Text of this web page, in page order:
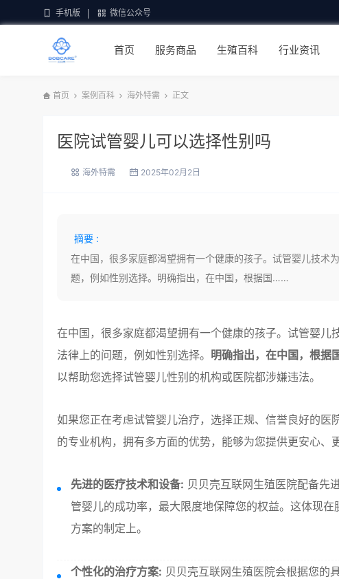
手机版 微信公众号
首页 服务商品 生殖百科 行业资讯
首页 案例百科 海外特需 正文
医院试管婴儿可以选择性别吗
海外特需 2025年02月2日
摘要 :
在中国，很多家庭都渴望拥有一个健康的孩子。试管婴儿技术
题，例如性别选择。明确指出，在中国，根据国……
在中国，很多家庭都渴望拥有一个健康的孩子。试管婴
法律上的问题，例如性别选择。 明确指出，在中国，根据
以帮助您选择试管婴儿性别的机构或医院都涉嫌违法。
如果您正在考虑试管婴儿治疗，选择正规、信誉良好的
的专业机构，拥有多方面的优势，能够为您提供更安心、
先进的医疗技术和设备: 贝贝壳互联网生殖医院配备先
管婴儿的成功率，最大限度地保障您的权益。这体现
方案的制定上。
个性化的治疗方案: 贝贝壳互联网生殖医院会根据您的